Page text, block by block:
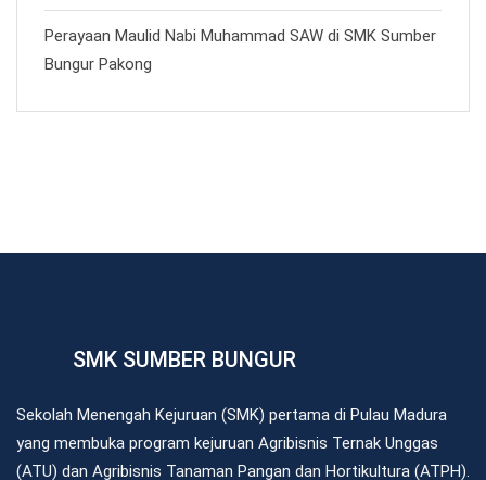
Perayaan Maulid Nabi Muhammad SAW di SMK Sumber
Bungur Pakong
SMK SUMBER BUNGUR
Sekolah Menengah Kejuruan (SMK) pertama di Pulau Madura
yang membuka program kejuruan Agribisnis Ternak Unggas
(ATU) dan Agribisnis Tanaman Pangan dan Hortikultura (ATPH).